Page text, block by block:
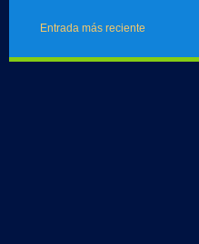
Entrada más reciente